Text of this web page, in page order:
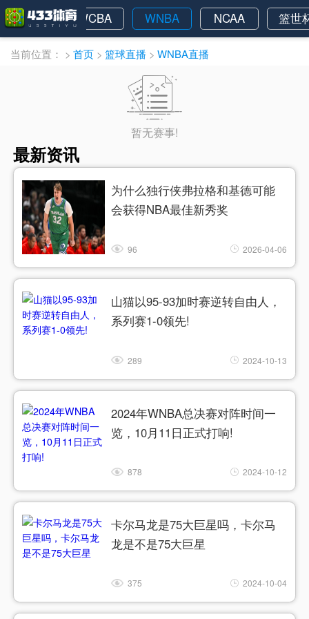
NBA WCBA WNBA NCAA 篮世
当前位置： > 首页 > 篮球直播 > WNBA直播
暂无赛事!
最新资讯
为什么独行侠弗拉格和基德可能
会获得NBA最佳新秀奖
96 2026-04-06
山猫以95-93加时赛逆转自由人，
系列赛1-0领先!
289 2024-10-13
2024年WNBA总决赛对阵时间一
览，10月11日正式打响!
878 2024-10-12
卡尔马龙是75大巨星吗，卡尔马
龙是不是75大巨星
375 2024-10-04